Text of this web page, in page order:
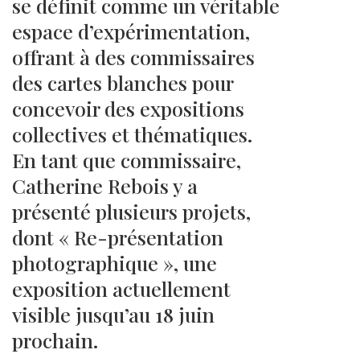
espace d’expérimentation,
offrant à des commissaires
des cartes blanches pour
concevoir des expositions
collectives et thématiques.
En tant que commissaire,
Catherine Rebois y a
présenté plusieurs projets,
dont « Re-présentation
photographique », une
exposition actuellement
visible jusqu’au 18 juin
prochain.